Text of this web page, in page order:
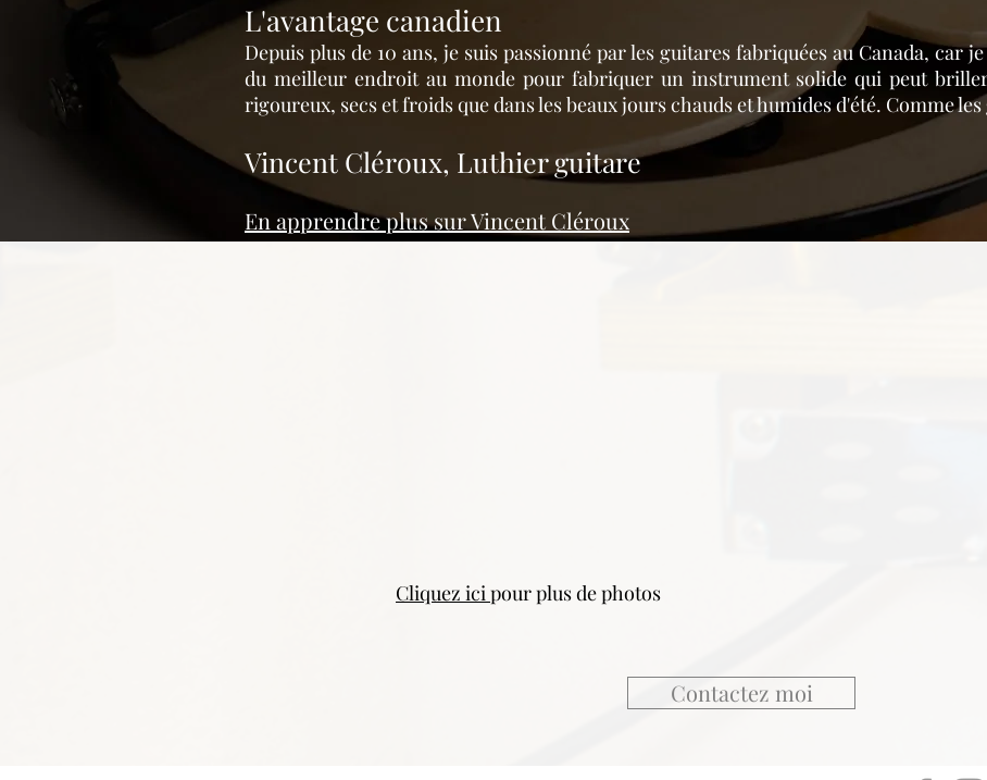
L'avantage canadien
Depuis plus de 10 ans, je suis passionné par les guitares fabriquées au Canada, car
du meilleur endroit au monde pour fabriquer un instrument solide qui peut
rigoureux, secs et froids que dans les beaux jours chauds et humides d'été. Comme
Vincent Cléroux, Luthier guitare
En apprendre plus sur Vincent Cléroux
Cliquez icipour plus de photos
Contactez moi